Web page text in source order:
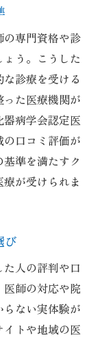
専門資格や診
う。こうした
診療を受ける
た医療機関が
病学会認定医
口コミ評価が
準を満たすク
が受けられま
び
人の評判や口
師の対応や院
ない実体験が
トや地域の医